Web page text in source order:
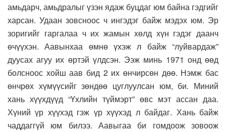
амьдарч, амьдралыг үзэн ядаж буцдаг юм байна гэдгийг
харсан. Удаан зовсноос ч ингэдэг байж мэдэх юм. Эр
зоригийг гаргалаа ч их жамын хөлд хүн гэдэг даанч
өчүүхэн. Аавынхаа өмнө үхэж л байж “луйвардаж”
дуусах агуу их өртэй үлдсэн. Ээж минь 1971 онд өөд
болсноос хойш аав бид 2 их өнчирсөн дөө. Нэмж бас
өнчрөх хүмүүсийг зөндөө цуглуулсан юм, би. Миний
хань хүүхдүүд “Үхлийн түймэрт” өвс мэт ассан даа.
Хүний үр хүүхэд гэж үр хүүхэд л байдаг. Хань байж
чаддаггүй юм билээ. Аавыгаа би гомдоож зовоож